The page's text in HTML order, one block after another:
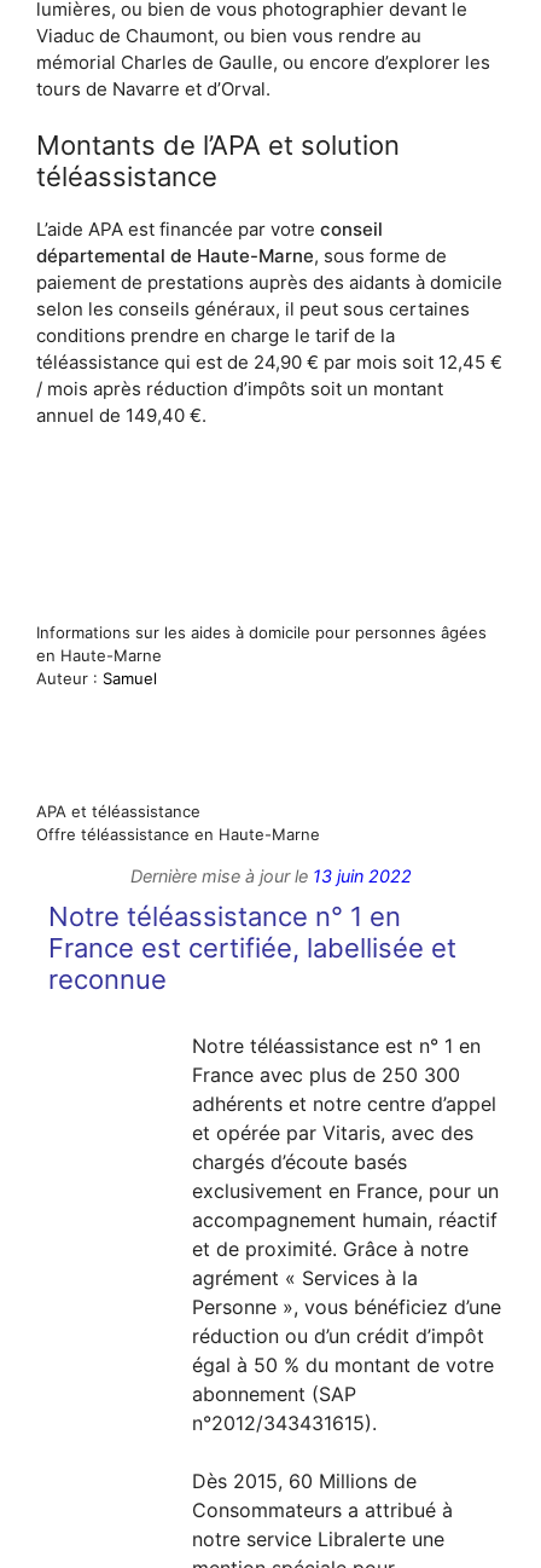
lumières, ou bien de vous photographier devant le
Viaduc de Chaumont, ou bien vous rendre au
mémorial Charles de Gaulle, ou encore d’explorer les
tours de Navarre et d’Orval.
Montants de l’APA et solution
téléassistance
L’aide APA est financée par votre conseil
départemental de Haute-Marne, sous forme de
paiement de prestations auprès des aidants à domicile
selon les conseils généraux, il peut sous certaines
conditions prendre en charge le tarif de la
téléassistance qui est de 24,90 € par mois soit 12,45 €
/ mois après réduction d’impôts soit un montant
annuel de 149,40 €.
Informations sur les aides à domicile pour personnes âgées
en Haute-Marne
Auteur : Samuel
APA et téléassistance
Offre téléassistance en Haute-Marne
Dernière mise à jour le 13 juin 2022
Notre téléassistance n° 1 en
France est certifiée, labellisée et
reconnue
Notre téléassistance est n° 1 en
France avec plus de 250 300
adhérents et notre centre d’appel
et opérée par Vitaris, avec des
chargés d’écoute basés
exclusivement en France, pour un
accompagnement humain, réactif
et de proximité. Grâce à notre
agrément « Services à la
Personne », vous bénéficiez d’une
réduction ou d’un crédit d’impôt
égal à 50 % du montant de votre
abonnement (SAP
n°2012/343431615).
Dès 2015, 60 Millions de
Consommateurs a attribué à
notre service Libralerte une